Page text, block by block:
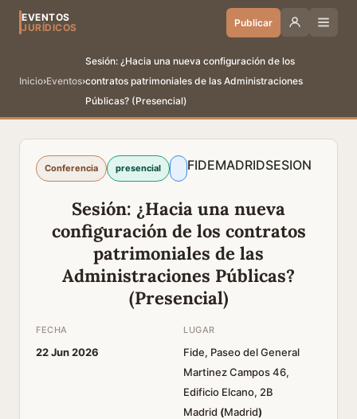
EVENTOS
JURÍDICOS
Publicar
Inicio›Eventos›
Sesión: ¿Hacia una nueva configuración de los
contratos patrimoniales de las Administraciones
Públicas? (Presencial)
Conferencia presencial FIDEMADRIDSESION
Sesión: ¿Hacia una nueva
configuración de los contratos
patrimoniales de las
Administraciones Públicas?
(Presencial)
FECHA
22 Jun 2026
LUGAR
Fide, Paseo del General
Martinez Campos 46,
Edificio Elcano, 2B
Madrid (Madrid)